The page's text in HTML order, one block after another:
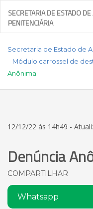
SECRETARIA DE ESTADO
PENITENCIÁRIA
Secretaria de Estado de
Módulo carrossel de
Anônima
12/12/22 às 14h49 -
Denúncia
COMPARTILHAR
Whatsapp